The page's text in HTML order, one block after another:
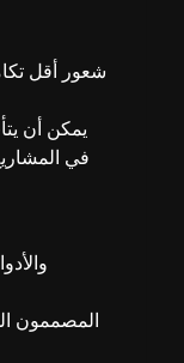
شعور أقل
يمكن أن
المصممون